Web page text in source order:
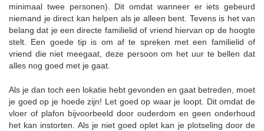
minimaal twee personen). Dit omdat wanneer er iets gebeurd
niemand je direct kan helpen als je alleen bent. Tevens is het van
belang dat je een directe familielid of vriend hiervan op de hoogte
stelt. Een goede tip is om af te spreken met een familielid of
vriend die niet meegaat, deze persoon om het uur te bellen dat
alles nog goed met je gaat.
Als je dan toch een lokatie hebt gevonden en gaat betreden, moet
je goed op je hoede zijn! Let goed op waar je loopt. Dit omdat de
vloer of plafon bijvoorbeeld door ouderdom en geen onderhoud
het kan instorten. Als je niet goed oplet kan je plotseling door de